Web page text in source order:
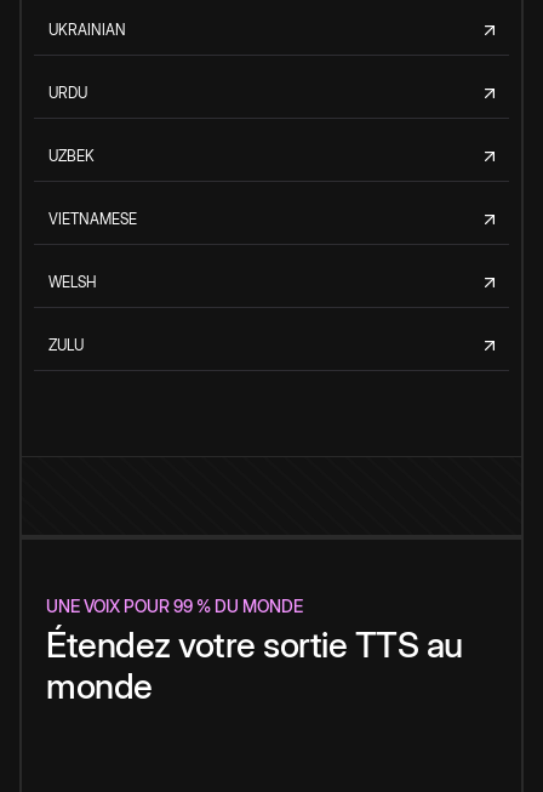
UKRAINIAN
URDU
UZBEK
VIETNAMESE
WELSH
ZULU
UNE VOIX POUR 99 % DU MONDE
Étendez votre sortie TTS au
monde